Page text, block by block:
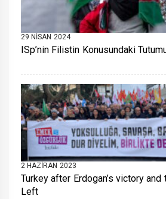
29 NISAN 2024
ISp’nin Filistin Konusundaki
2 HAZIRAN 2023
Turkey after Erdogan’s victory
Left